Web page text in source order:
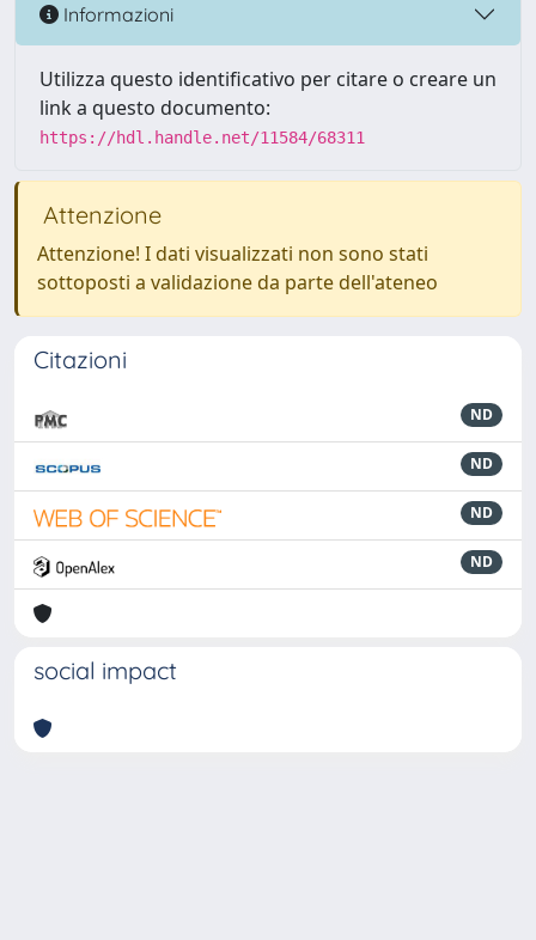
Informazioni
Utilizza questo identificativo per citare o creare un
link a questo documento:
https://hdl.handle.net/11584/68311
Attenzione
Attenzione! I dati visualizzati non sono stati
sottoposti a validazione da parte dell'ateneo
Citazioni
ND
ND
ND
ND
social impact